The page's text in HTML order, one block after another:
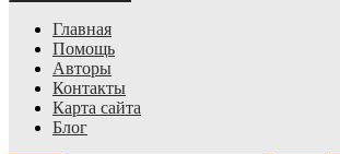
Главная
Помощь
Авторы
Контакты
Карта сайта
Блог